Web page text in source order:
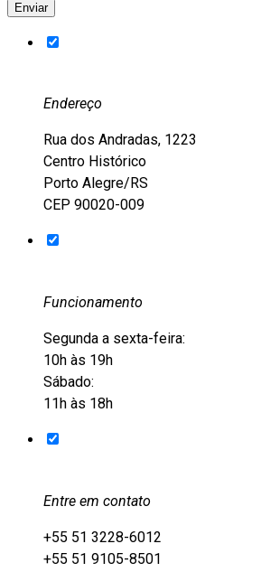
Endereço
Rua dos Andradas, 1223
Centro Histórico
Porto Alegre/RS
CEP 90020-009
Funcionamento
Segunda a sexta-feira:
10h às 19h
Sábado:
11h às 18h
Entre em contato
+55 51 3228-6012
+55 51 9105-8501